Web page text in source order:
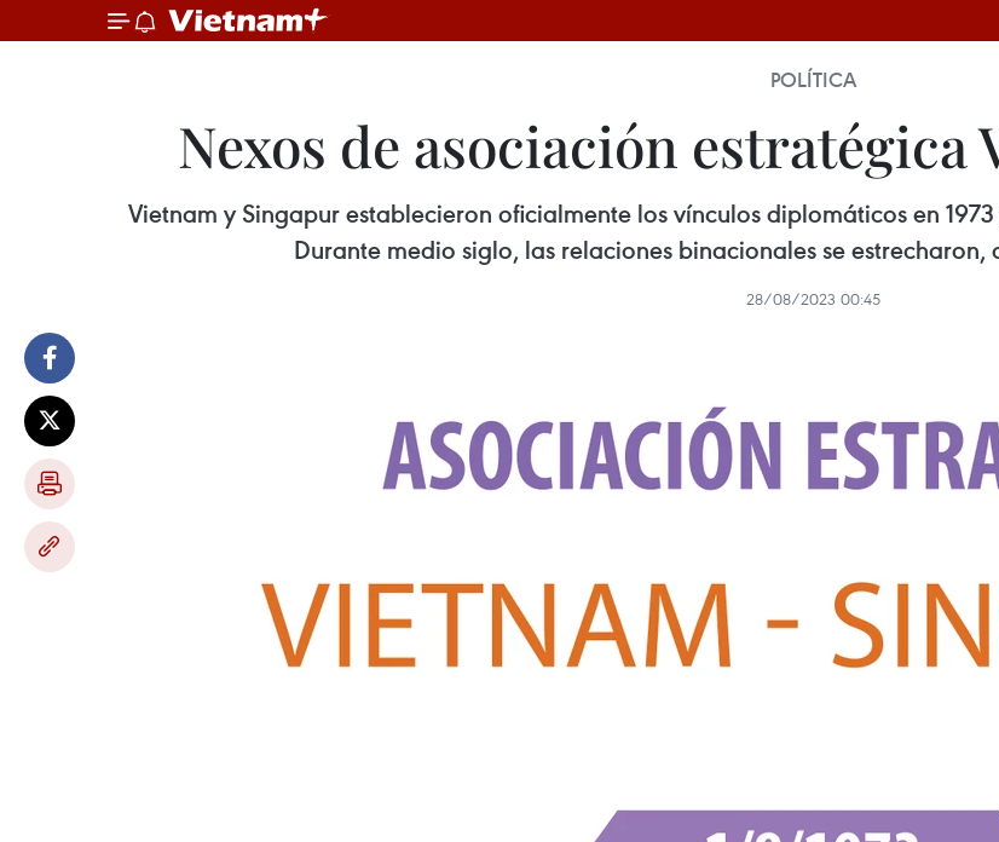
POLÍTICA
Nexos de asociación
Vietnam y Singapur establecieron oficialmente los vínculos diplomáticos en
Durante medio siglo, las relaciones binacionales se
28/08/2023 00:45